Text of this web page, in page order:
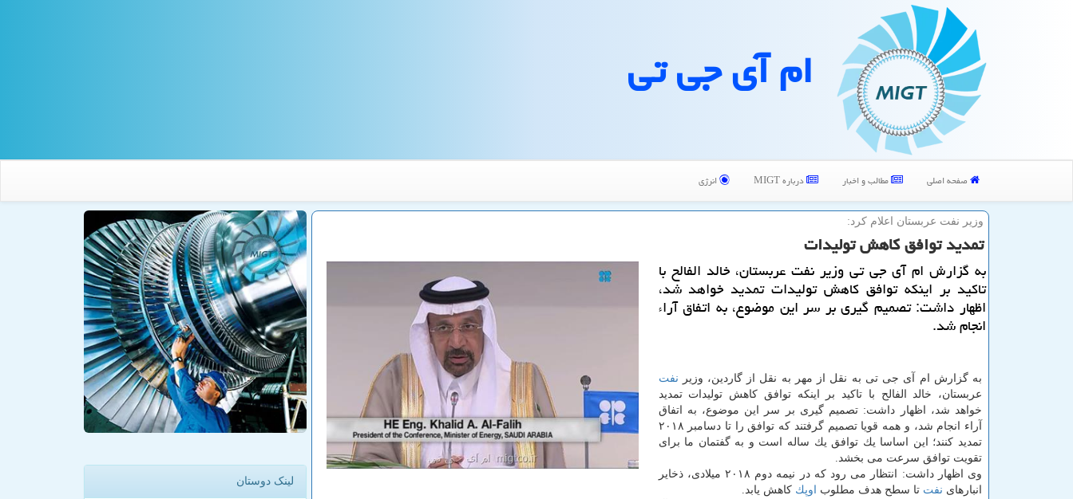
ام آی جی تی
صفحه اصلی مطالب و اخبار درباره MIGT انرژی
وزیر نفت عربستان اعلام كرد:
تمدید توافق كاهش تولیدات
به گزارش ام آی جی تی وزیر نفت عربستان، خالد الفالح با
تاكید بر اینكه توافق كاهش تولیدات تمدید خواهد شد،
اظهار داشت: تصمیم گیری بر سر این موضوع، به اتفاق آراء
انجام شد.
به گزارش ام آی جی تی به نقل از مهر به نقل از گاردین، وزیر نفت
عربستان، خالد الفالح با تاكید بر اینكه توافق كاهش تولیدات تمدید
خواهد شد، اظهار داشت: تصمیم گیری بر سر این موضوع، به اتفاق
آراء انجام شد، و همه قویا تصمیم گرفتند كه توافق را تا دسامبر ۲۰۱۸
تمدید كنند؛ این اساسا یك توافق یك ساله است و به گفتمان ما برای
تقویت توافق سرعت می بخشد.
وی اظهار داشت: انتظار می رود كه در نیمه دوم ۲۰۱۸ میلادی، ذخایر
انبارهای نفت تا سطح هدف مطلوب اوپك كاهش یابد.
لینک دوستان